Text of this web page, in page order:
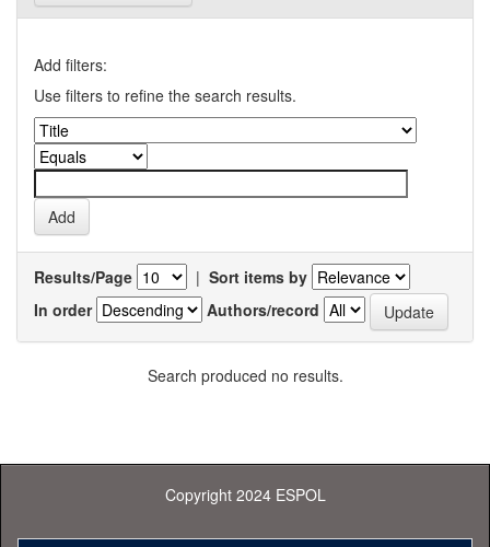
Add filters:
Use filters to refine the search results.
Results/Page | Sort items by
In order
Authors/record
Search produced no results.
Copyright 2024 ESPOL